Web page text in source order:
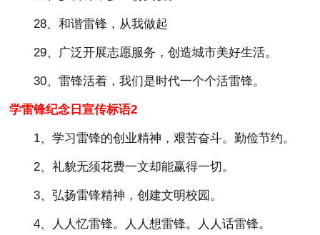
28、和谐雷锋，从我做起
29、广泛开展志愿服务，创造城市美好生活。
30、雷锋活着，我们是时代一个个活雷锋。
学雷锋纪念日宣传标语2
1、学习雷锋的创业精神，艰苦奋斗。勤俭节约。
2、礼貌无须花费一文却能赢得一切。
3、弘扬雷锋精神，创建文明校园。
4、人人忆雷锋。人人想雷锋。人人话雷锋。